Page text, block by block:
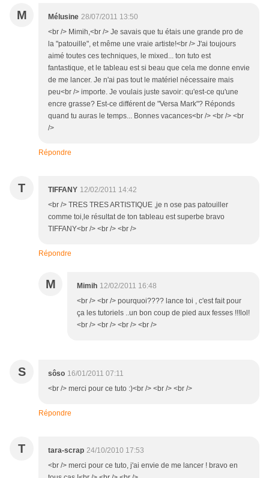
M Mélusine 28/07/2011 13:50
<br /> Mimih,<br /> Je savais que tu étais une grande pro de
la "patouille", et même une vraie artiste!<br /> J'ai toujours
aimé toutes ces techniques, le mixed... ton tuto est
fantastique, et le tableau est si beau que cela me donne envie
de me lancer. Je n'ai pas tout le matériel nécessaire mais
peu<br /> importe. Je voulais juste savoir: qu'est-ce qu'une
encre grasse? Est-ce différent de "Versa Mark"? Réponds
quand tu auras le temps... Bonnes vacances<br /> <br /> <br
/>
Répondre
T TIFFANY 12/02/2011 14:42
<br /> TRES TRES ARTISTIQUE ,je n ose pas patouiller
comme toi,le résultat de ton tableau est superbe bravo
TIFFANY<br /> <br /> <br />
Répondre
M Mimih 12/02/2011 16:48
<br /> <br /> pourquoi???? lance toi , c'est fait pour
ça les tutoriels ..un bon coup de pied aux fesses !!!lol!
<br /> <br /> <br /> <br />
S sôso 16/01/2011 07:11
<br /> merci pour ce tuto :)<br /> <br /> <br />
Répondre
T tara-scrap 24/10/2010 17:53
<br /> merci pour ce tuto, j'ai envie de me lancer ! bravo en